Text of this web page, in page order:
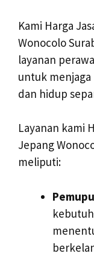
Kami Harga
Wonocolo
layanan
untuk
dan hidup
Layanan kami
Jepang
meliputi: